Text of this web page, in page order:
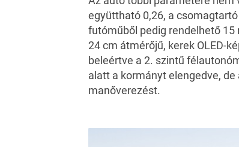
együttható 0,26, a
futóműből pedig rendelhető
24 cm átmérőjű, kerek OLED-
beleértve a 2. szintű
alatt a kormányt elengedve,
manőverezést.